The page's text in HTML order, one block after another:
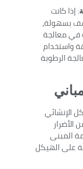
: إذا كانت
بسهولة،
في معالجة
واستخدام
الرطوبة
الإنشائي
المبنى
على الهيكل